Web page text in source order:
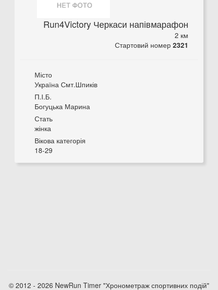
Run4Victory Черкаси напівмарафон
2 км
Стартовий номер 2321
Місто
Україна Смт.Шпиків
П.І.Б.
Богуцька Марина
Стать
жінка
Вікова категорія
18-29
© 2012 - 2026 NewRun Timer "Хронометраж спортивних подій"